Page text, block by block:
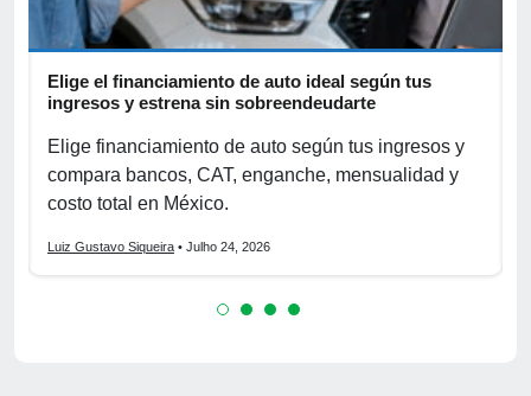
Elige el financiamiento de auto ideal según tus
ingresos y estrena sin sobreendeudarte
Elige financiamiento de auto según tus ingresos y
compara bancos, CAT, enganche, mensualidad y
costo total en México.
Luiz Gustavo Siqueira • Julho 24, 2026